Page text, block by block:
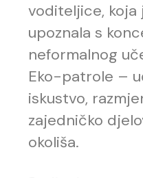
voditeljice, koja
upoznala s
neformalnog
Eko-patrole –
iskustvo,
zajedničko
okoliša.